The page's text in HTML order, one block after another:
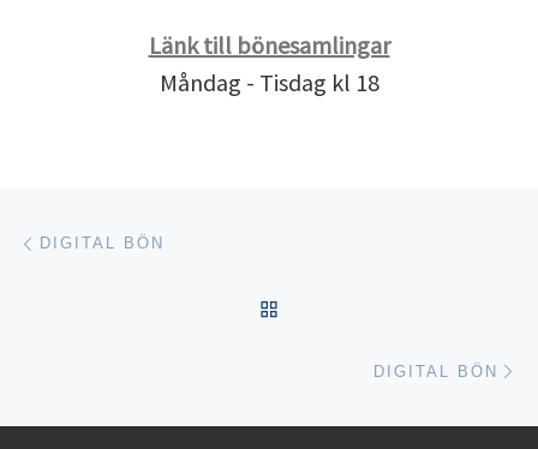
Länk till bönesamlingar
Måndag - Tisdag kl 18
Inläggsnavigering
DIGITAL BÖN
DIGITAL BÖN